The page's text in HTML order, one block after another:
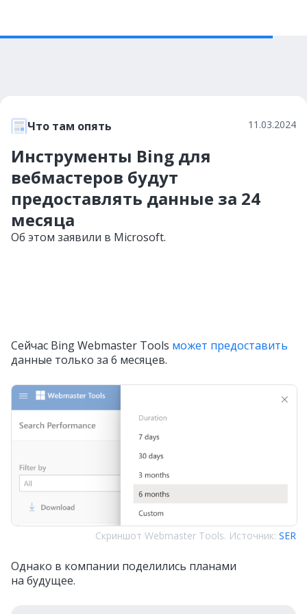
Что там опять 11.03.2024
Инструменты Bing для
вебмастеров будут
предоставлять данные за 24
месяца
Об этом заявили в Microsoft.
Сейчас Bing Webmaster Tools может предоставить
данные только за 6 месяцев.
Скриншот Webmaster Tools. Источник: SER
Однако в компании поделились планами
на будущее.